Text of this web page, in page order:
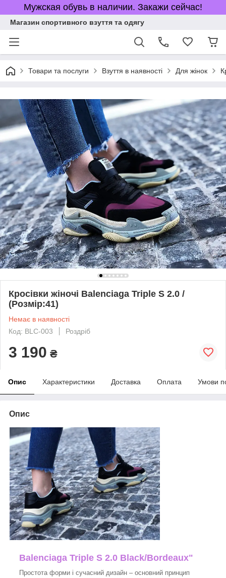
Мужская обувь в наличии. Закажи сейчас!
Магазин спортивного взуття та одягу
Товари та послуги Взуття в наявності Для жінок
Кросівки жіночі Balenciaga Triple S 2.0 /
(Розмір:41)
Немає в наявності
Код: BLC-003
Роздріб
3 190 ₴
Опис Характеристики Доставка Оплата Умови
Опис
Balenciaga Triple S 2.0 Black/Bordeaux"
Простота форми і сучасний дизайн – основний принцип